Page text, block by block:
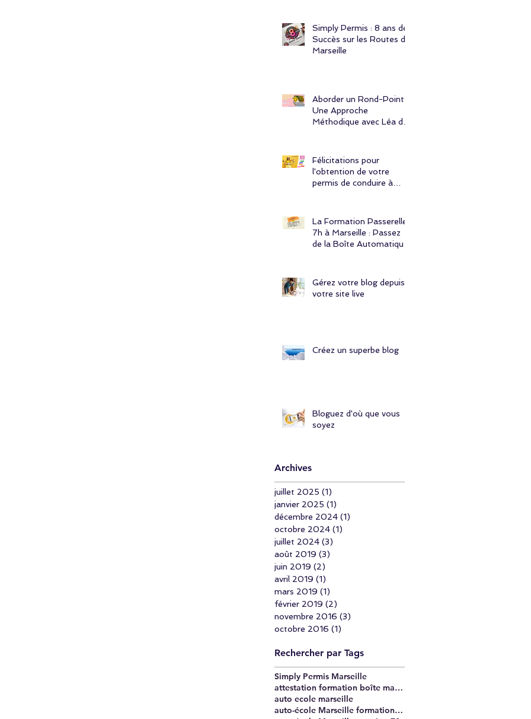
Simply Permis : 8 ans de
Succès sur les Routes de
Marseille
Aborder un Rond-Point :
Une Approche
Méthodique avec Léa de
Félicitations pour
l'obtention de votre
permis de conduire à
La Formation Passerelle
7h à Marseille : Passez
de la Boîte Automatique
Gérez votre blog depuis
votre site live
Créez un superbe blog
Bloguez d'où que vous
soyez
Archives
juillet 2025 (1)
janvier 2025 (1)
décembre 2024 (1)
octobre 2024 (1)
juillet 2024 (3)
août 2019 (3)
juin 2019 (2)
avril 2019 (1)
mars 2019 (1)
février 2019 (2)
novembre 2016 (3)
octobre 2016 (1)
Rechercher par Tags
Simply Permis Marseille
attestation formation boîte manuelle Marseille
auto ecole marseille
auto-école Marseille formation passerelle 7 heures